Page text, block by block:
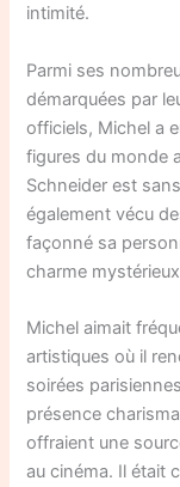
intimité.
Parmi ses
démarquées par
officiels, Michel a
figures du monde
Schneider est
également vécu
façonné sa
charme
Michel aimait
artistiques où il
soirées
présence
offraient une
au cinéma. Il était